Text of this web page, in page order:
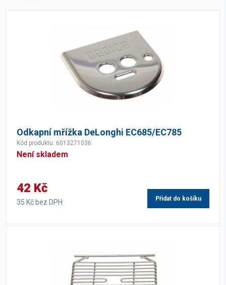
Odkapní mřížka DeLonghi EC685/EC785
Kód produktu: 6013271036
Není skladem
42 Kč
35 Kč bez DPH Přidat do košíku